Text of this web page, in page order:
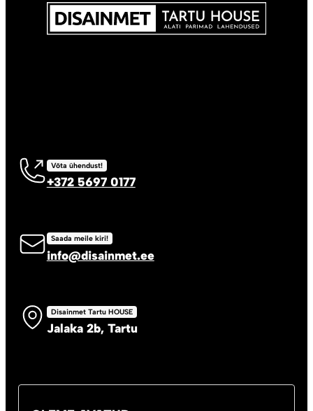
Võta ühendust!
+372 5697 0177
Saada meile kiri!
info@disainmet.ee
Disainmet Tartu HOUSE
Jalaka 2b, Tartu